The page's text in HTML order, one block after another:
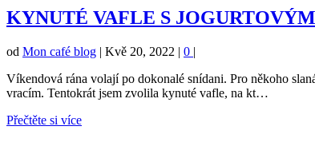
KYNUTÉ VAFLE S
od Mon café blog | Kvě 20, 2022 | 0 |
Víkendová rána volají po dokonalé snídani. Pro někoho
vracím. Tentokrát jsem zvolila kynuté vafle, na kt…
Přečtěte si více